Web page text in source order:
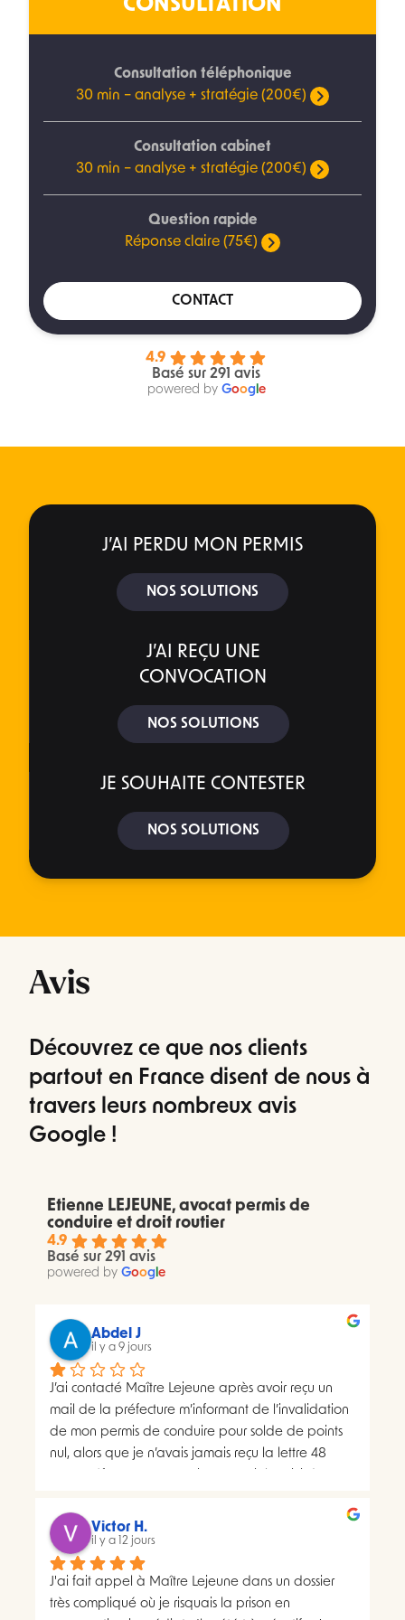
CONSULTATION
Consultation téléphonique
30 min – analyse + stratégie (200€)
Consultation cabinet
30 min – analyse + stratégie (200€)
Question rapide
Réponse claire (75€)
CONTACT
4.9
Basé sur 291 avis
powered by Google
J’AI PERDU MON PERMIS
NOS SOLUTIONS
J’AI REÇU UNE
CONVOCATION
NOS SOLUTIONS
JE SOUHAITE CONTESTER
NOS SOLUTIONS
Avis
Découvrez ce que nos clients
partout en France disent de nous à
travers leurs nombreux avis
Google !
Etienne LEJEUNE, avocat permis de
conduire et droit routier
4.9
Basé sur 291 avis
powered by Google
Abdel J
il y a 9 jours
J’ai contacté Maître Lejeune après avoir reçu un
mail de la préfecture m’informant de l’invalidation
de mon permis de conduire pour solde de points
nul, alors que je n’avais jamais reçu la lettre 48
distributions à deux dates différentes, ce qui me
semblait présenter une anomalie nécessitant une
analyse juridique.Après avoir consulté les
nombreux avis positifs concernant Maître Lejeune,
je lui ai envoyé par courriel l’intégralité de mon
Victor H.
il y a 12 jours
J'ai fait appel à Maître Lejeune dans un dossier
très compliqué où je risquais la prison en